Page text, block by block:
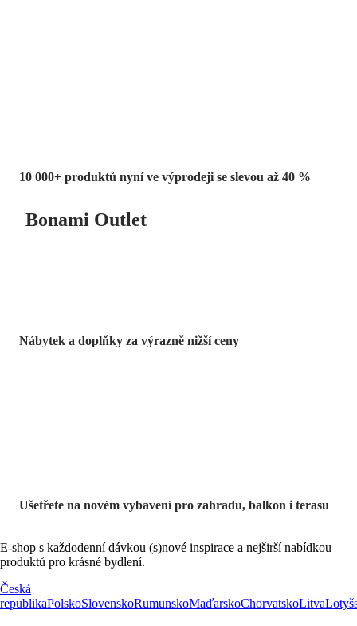
10 000+ produktů nyní ve výprodeji se slevou až 40 %
Bonami Outlet
Nábytek a doplňky za výrazně nižší ceny
Ušetřete na novém vybavení pro zahradu, balkon i terasu
E-shop s každodenní dávkou (s)nové inspirace a nejširší nabídkou
produktů pro krásné bydlení.
Česká
republikaPolskoSlovenskoRumunskoMaďarskoChorvatskoLitva